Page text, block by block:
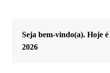
Seja bem-vindo(a). Hoje é
2026